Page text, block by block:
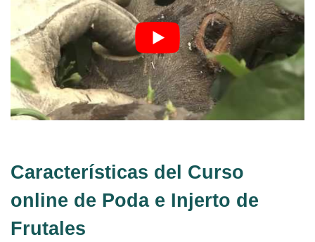
Características del Curso
online de Poda e Injerto de
Frutales